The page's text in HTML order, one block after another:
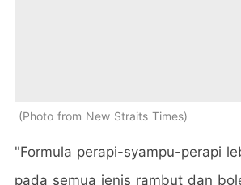
Photo from New Straits Times
"Formula perapi-syampu-perapi
pada semua jenis rambut dan